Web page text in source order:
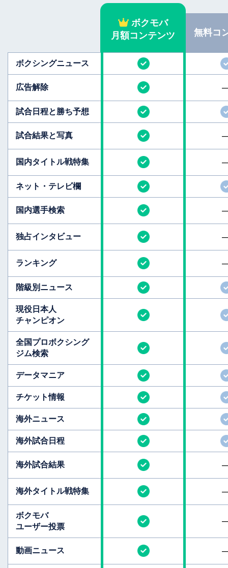
ボクモバ
月額コンテンツ
無料コ
ボクシングニュース
広告解除
試合日程と勝ち予想
試合結果と写真
国内タイトル戦特集
ネット・テレビ欄
国内選手検索
独占インタビュー
ランキング
階級別ニュース
現役日本人
チャンピオン
全国プロボクシング
ジム検索
データマニア
チケット情報
海外ニュース
海外試合日程
海外試合結果
海外タイトル戦特集
ボクモバ
ユーザー投票
動画ニュース